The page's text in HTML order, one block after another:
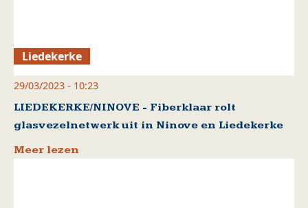
Liedekerke
29/03/2023 - 10:23
LIEDEKERKE/NINOVE - Fiberklaar rolt
glasvezelnetwerk uit in Ninove en Liedekerke
Meer lezen